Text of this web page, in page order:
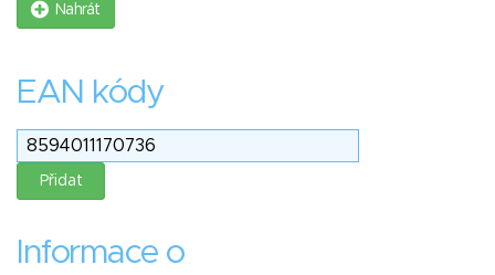
Nahrát
EAN kódy
Informace o